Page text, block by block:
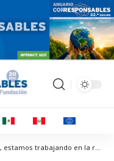
Corresponsables > Entrevistas > “En España, estamos trabajando en la reducción de la intensidad de la energía en un 15%”